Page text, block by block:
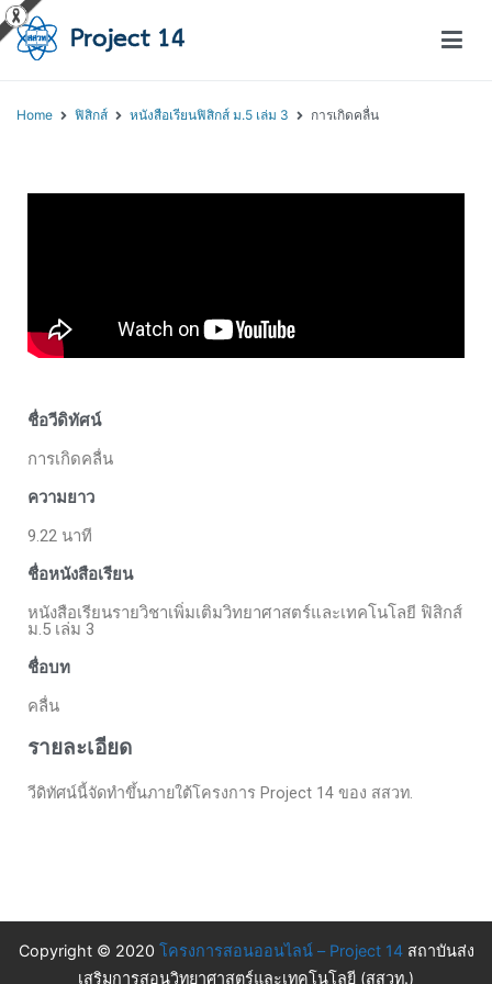
Home ฟิสิกส์ หนังสือเรียนฟิสิกส์ ม.5 เล่ม 3 การเกิดคลื่น
ชื่อวีดิทัศน์
การเกิดคลื่น
ความยาว
9.22 นาที
ชื่อหนังสือเรียน
หนังสือเรียนรายวิชาเพิ่มเติมวิทยาศาสตร์และเทคโนโลยี ฟิสิกส์
ม.5 เล่ม 3
ชื่อบท
คลื่น
รายละเอียด
วีดิทัศน์นี้จัดทำขึ้นภายใต้โครงการ Project 14 ของ สสวท.
Copyright © 2020 โครงการสอนออนไลน์ – Project 14สถาบันส่ง
เสริมการสอนวิทยาศาสตร์และเทคโนโลยี (สสวท.)